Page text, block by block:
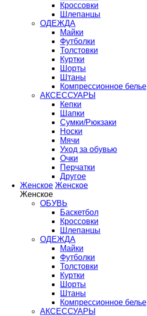
Кроссовки
Шлепанцы
ОДЕЖДА
Майки
Футболки
Толстовки
Куртки
Шорты
Штаны
Компрессионное белье
АКСЕССУАРЫ
Кепки
Шапки
Сумки/Рюкзаки
Носки
Мячи
Уход за обувью
Очки
Перчатки
Другое
Женское Женское
Женское
ОБУВЬ
Баскетбол
Кроссовки
Шлепанцы
ОДЕЖДА
Майки
Футболки
Толстовки
Куртки
Шорты
Штаны
Компрессионное белье
АКСЕССУАРЫ